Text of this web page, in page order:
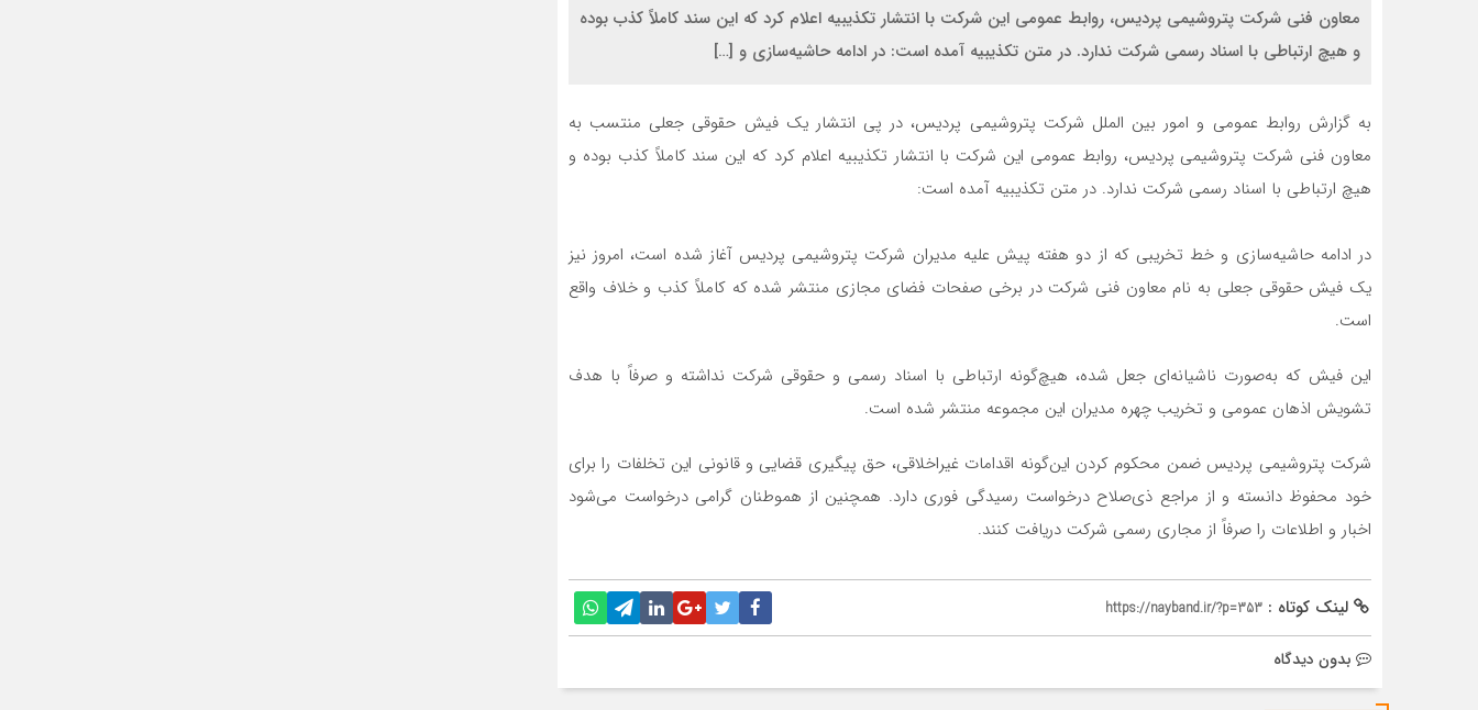
معاون فنی شرکت پتروشیمی پردیس، روابط عمومی این شرکت با انتشار تکذیبیه اعلام کرد که این سند کاملاً کذب بوده
و هیچ ارتباطی با اسناد رسمی شرکت ندارد. در متن تکذیبیه آمده است: در ادامه حاشیه‌سازی و […]
به گزارش روابط عمومی و امور بین الملل شرکت پتروشیمی پردیس، در پی انتشار یک فیش حقوقی جعلی منتسب به
معاون فنی شرکت پتروشیمی پردیس، روابط عمومی این شرکت با انتشار تکذیبیه اعلام کرد که این سند کاملاً کذب بوده و
هیچ ارتباطی با اسناد رسمی شرکت ندارد. در متن تکذیبیه آمده است:
در ادامه حاشیه‌سازی و خط تخریبی که از دو هفته پیش علیه مدیران شرکت پتروشیمی پردیس آغاز شده است، امروز نیز
یک فیش حقوقی جعلی به نام معاون فنی شرکت در برخی صفحات فضای مجازی منتشر شده که کاملاً کذب و خلاف واقع
است.
این فیش که به‌صورت ناشیانه‌ای جعل شده، هیچ‌گونه ارتباطی با اسناد رسمی و حقوقی شرکت نداشته و صرفاً با هدف
تشویش اذهان عمومی و تخریب چهره مدیران این مجموعه منتشر شده است.
شرکت پتروشیمی پردیس ضمن محکوم کردن این‌گونه اقدامات غیراخلاقی، حق پیگیری قضایی و قانونی این تخلفات را برای
خود محفوظ دانسته و از مراجع ذی‌صلاح درخواست رسیدگی فوری دارد. همچنین از هموطنان گرامی درخواست می‌شود
اخبار و اطلاعات را صرفاً از مجاری رسمی شرکت دریافت کنند.
لینک کوتاه : https://nayband.ir/?p=353
بدون دیدگاه